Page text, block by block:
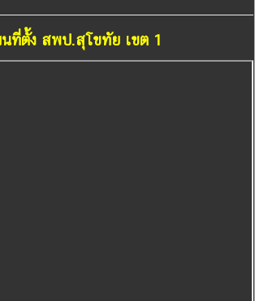
ที่ตั้ง สพป.สุโขทัย เขต 1